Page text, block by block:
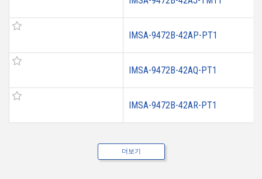
IMSA-9472B-42AP-PT1
IMSA-9472B-42AQ-PT1
IMSA-9472B-42AR-PT1
더보기